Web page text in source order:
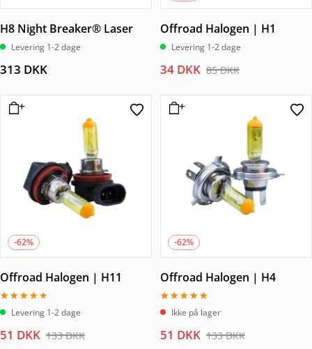
H8 Night Breaker® Laser
Levering 1-2 dage
313 DKK
Offroad Halogen | H1
Levering 1-2 dage
85DKK
Den
pris
var:
34 DKK
Den
pris
er:
-62%
Offroad Halogen | H11
Vurderet
4.00Levering 1-2 dage
133DKK
Den
51 DKK
Den
-62%
Offroad Halogen | H4
Vurderet
5.00Ikke på lager
133DKK
Den
51 DKK
Den